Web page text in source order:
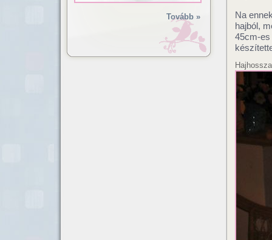
Na
hajból,
45cm-es
Tovább »